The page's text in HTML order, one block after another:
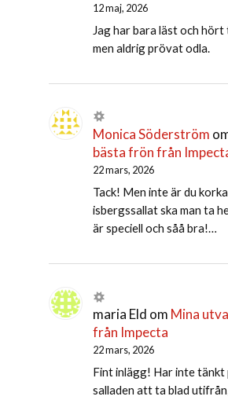
12 maj, 2026
Jag har bara läst och hört
men aldrig prövat odla.
Monica Söderström
bästa frön från
22 mars, 2026
Tack! Men inte är du
isbergssallat ska man ta
är speciell och såå bra!…
maria Eld om Mina
från Impecta
22 mars, 2026
Fint inlägg! Har inte tänkt
salladen att ta blad